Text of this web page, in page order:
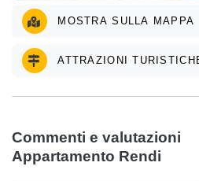
MOSTRA SULLA MAPPA
ATTRAZIONI
Commenti e valutazioni
Appartamento Rendi